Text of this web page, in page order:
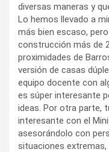
diversas maneras y
Lo hemos llevado a
más bien escaso,
construcción más de
proximidades de
versión de casas
equipo docente con
es súper interesante
ideas. Por otra parte,
interesante con el
asesorándolo con
situaciones extremas,